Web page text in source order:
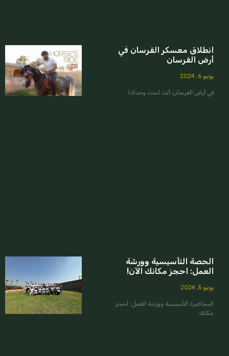
انطلاق معسكر الفرسان في
أرض الفرسان
يونيو 6, 2024
في أرض الفرسان، أنت لست وحدك!
الحصة التأسيسية وورشة
العمل: احجز مكانك الآن!
يونيو 5, 2024
المحاضرة التأسيسية وورشة العمل: احجز
مكانك